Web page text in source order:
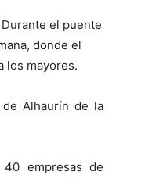
Durante el puente
donde el
los mayores.
de Alhaurín de la
40 empresas de